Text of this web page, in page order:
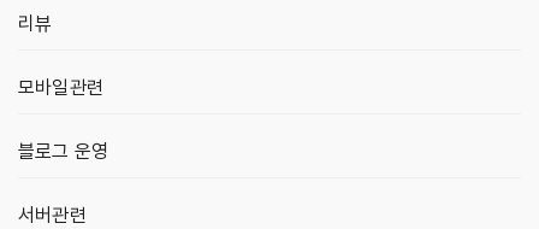
리뷰
모바일관련
블로그 운영
서버관련